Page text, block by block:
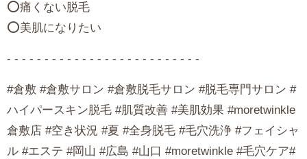
⭕️痛くない脱毛
⭕️美肌になりたい
- - - - - - - - - - - - - - - - - - - - - - - - - -
#倉敷 #倉敷サロン #倉敷脱毛サロン #脱毛専門サロン #
ハイパースキン脱毛 #肌質改善 #美肌効果 #moretwinkle
倉敷店 #空き状況 #夏 #全身脱毛 #毛穴洗浄 #フェイシャ
ル #エステ #岡山 #広島 #山口 #moretwinkle #毛穴ケア#